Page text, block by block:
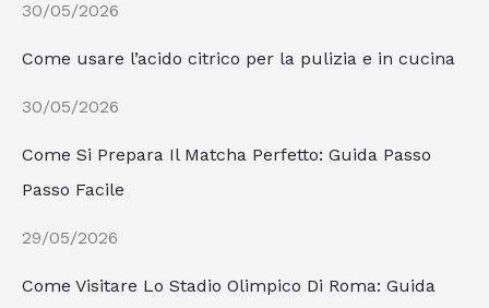
30/05/2026
Come usare l’acido citrico per la pulizia e in cucina
30/05/2026
Come Si Prepara Il Matcha Perfetto: Guida Passo
Passo Facile
29/05/2026
Come Visitare Lo Stadio Olimpico Di Roma: Guida